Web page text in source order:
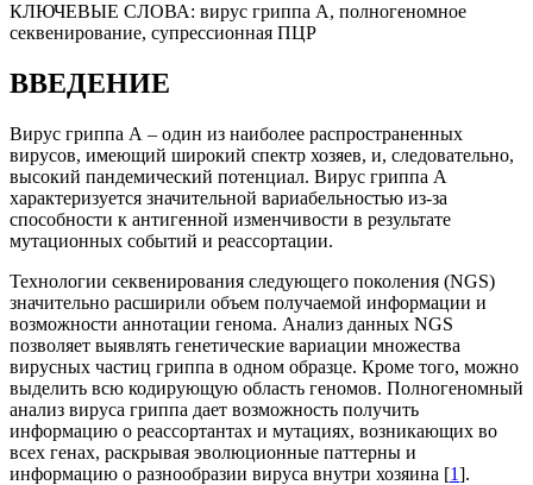
КЛЮЧЕВЫЕ СЛОВА: вирус гриппа А, полногеномное
секвенирование, супрессионная ПЦР
ВВЕДЕНИЕ
Вирус гриппа А – один из наиболее распространенных
вирусов, имеющий широкий спектр хозяев, и, следовательно,
высокий пандемический потенциал. Вирус гриппа А
характеризуется значительной вариабельностью из-за
способности к антигенной изменчивости в результате
мутационных событий и реассортации.
Технологии секвенирования следующего поколения (NGS)
значительно расширили объем получаемой информации и
возможности аннотации генома. Анализ данных NGS
позволяет выявлять генетические вариации множества
вирусных частиц гриппа в одном образце. Кроме того, можно
выделить всю кодирующую область геномов. Полногеномный
анализ вируса гриппа дает возможность получить
информацию о реассортантах и мутациях, возникающих во
всех генах, раскрывая эволюционные паттерны и
информацию о разнообразии вируса внутри хозяина [1].